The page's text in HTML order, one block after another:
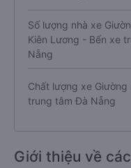
Số lượng nhà xe
Kiên Lương - Bến xe
Nẵng
Chất lượng xe Giường
trung tâm Đà Nẵng
Giới thiệu về